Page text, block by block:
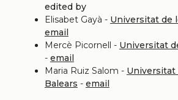
edited by
Elisabet Gayà - Universitat de
email
Mercè Picornell - Universitat
- email
Maria Ruiz Salom - Universitat
Balears - email